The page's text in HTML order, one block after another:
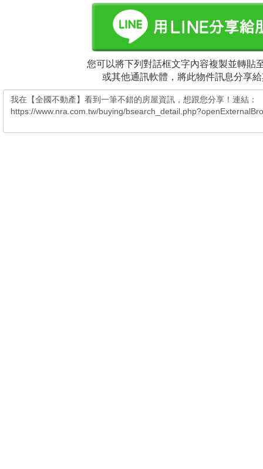
您可以將下列對話框文字內容複製並轉貼
或其他通訊軟體，將此物件訊息分享